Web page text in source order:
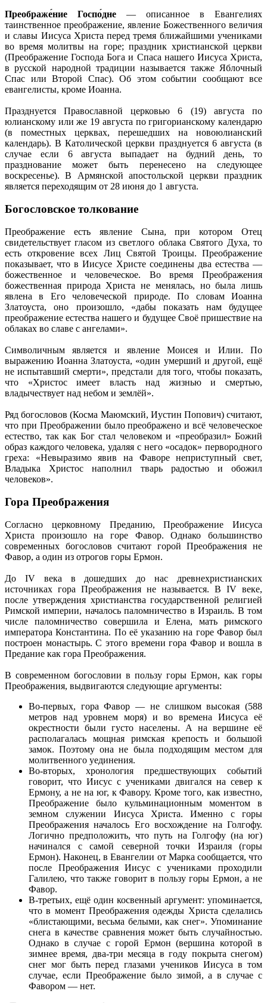
Преображе́ние Госпо́дне — описанное в Евангелиях
таинственное преображение, явление Божественного величия
и славы Иисуса Христа перед тремя ближайшими учениками
во время молитвы на горе; праздник христианской церкви
(Преображение Господа Бога и Спаса нашего Иисуса Христа,
в русской народной традиции называется также Яблочный
Спас или Второй Спас). Об этом событии сообщают все
евангелисты, кроме Иоанна.
Празднуется Православной церковью 6 (19) августа по
юлианскому или же 19 августа по григорианскому календарю
(в поместных церквах, перешедших на новоюлианский
календарь). В Католической церкви празднуется 6 августа (в
случае если 6 августа выпадает на будний день, то
празднование может быть перенесено на следующее
воскресенье). В Армянской апостольской церкви праздник
является переходящим от 28 июня до 1 августа.
Богословское толкование
Преображение есть явление Сына, при котором Отец
свидетельствует гласом из светлого облака Святого Духа, то
есть откровение всех Лиц Святой Троицы. Преображение
показывает, что в Иисусе Христе соединены два естества —
божественное и человеческое. Во время Преображения
божественная природа Христа не менялась, но была лишь
явлена в Его человеческой природе. По словам Иоанна
Златоуста, оно произошло, «дабы показать нам будущее
преображение естества нашего и будущее Своё пришествие на
облаках во славе с ангелами».
Символичным является и явление Моисея и Илии. По
выражению Иоанна Златоуста, «один умерший и другой, ещё
не испытавший смерти», предстали для того, чтобы показать,
что «Христос имеет власть над жизнью и смертью,
владычествует над небом и землёй».
Ряд богословов (Косма Маюмский, Иустин Попович) считают,
что при Преображении было преображено и всё человеческое
естество, так как Бог стал человеком и «преобразил» Божий
образ каждого человека, удаляя с него «осадок» первородного
греха: «Невыразимо явив на Фаворе неприступный свет,
Владыка Христос наполнил тварь радостью и обожил
человеков».
Гора Преображения
Согласно церковному Преданию, Преображение Иисуса
Христа произошло на горе Фавор. Однако большинство
современных богословов считают горой Преображения не
Фавор, а один из отрогов горы Ермон.
До IV века в дошедших до нас древнехристианских
источниках гора Преображения не называется. В IV веке,
после утверждения христианства государственной религией
Римской империи, началось паломничество в Израиль. В том
числе паломничество совершила и Елена, мать римского
императора Константина. По её указанию на горе Фавор был
построен монастырь. С этого времени гора Фавор и вошла в
Предание как гора Преображения.
В современном богословии в пользу горы Ермон, как горы
Преображения, выдвигаются следующие аргументы:
Во-первых, гора Фавор — не слишком высокая (588
метров над уровнем моря) и во времена Иисуса её
окрестности были густо населены. А на вершине её
располагалась мощная римская крепость и большой
замок. Поэтому она не была подходящим местом для
молитвенного уединения.
Во-вторых, хронология предшествующих событий
говорит, что Иисус с учениками двигался на север к
Ермону, а не на юг, к Фавору. Кроме того, как известно,
Преображение было кульминационным моментом в
земном служении Иисуса Христа. Именно с горы
Преображения началось Его восхождение на Голгофу.
Логично предположить, что путь на Голгофу (на юг)
начинался с самой северной точки Израиля (горы
Ермон). Наконец, в Евангелии от Марка сообщается, что
после Преображения Иисус с учениками проходили
Галилею, что также говорит в пользу горы Ермон, а не
Фавор.
В-третьих, ещё один косвенный аргумент: упоминается,
что в момент Преображения одежды Христа сделались
«блистающими, весьма белыми, как снег». Упоминание
снега в качестве сравнения может быть случайностью.
Однако в случае с горой Ермон (вершина которой в
зимнее время, два-три месяца в году покрыта снегом)
снег мог быть перед глазами учеников Иисуса в том
случае, если Преображение было зимой, а в случае с
Фавором — нет.